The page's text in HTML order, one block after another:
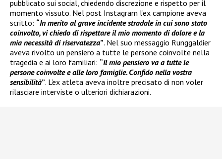
pubblicato sui social, chiedendo discrezione e rispetto per il
momento vissuto. Nel post Instagram l’ex campione aveva
scritto: “In merito al grave incidente stradale in cui sono stato
coinvolto, vi chiedo di rispettare il mio momento di dolore e la
mia necessità di riservatezza”. Nel suo messaggio Runggaldier
aveva rivolto un pensiero a tutte le persone coinvolte nella
tragedia e ai loro familiari: “Il mio pensiero va a tutte le
persone coinvolte e alle loro famiglie. Confido nella vostra
sensibilità”. L’ex atleta aveva inoltre precisato di non voler
rilasciare interviste o ulteriori dichiarazioni.